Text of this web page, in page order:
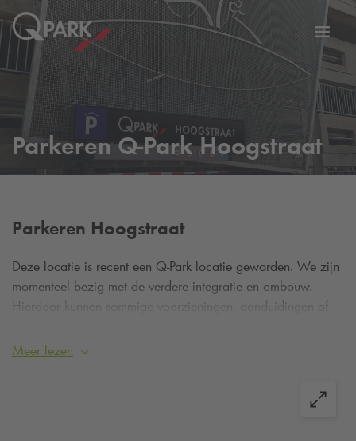
Parkeren Q-ParkHoogstraat
Parkeren Hoogstraat
Deze locatie is recent een Q-Park locatie geworden. We zijn
momenteel bezig met de verdere integratie en ombouw.
Hierdoor kunnen sommige voorzieningen, aanduidingen of
niet.
Meer lezen